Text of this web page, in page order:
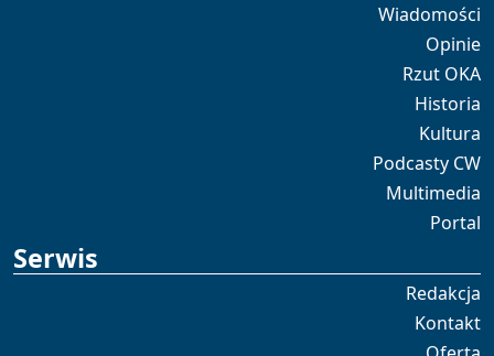
Wiadomości
Opinie
Rzut OKA
Historia
Kultura
Podcasty CW
Multimedia
Portal
Serwis
Redakcja
Kontakt